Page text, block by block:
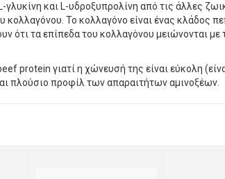
και L-υδροξυπρολίνη από τις άλλες
κολλαγόνου. Το κολλαγόνο είναι ένας κλάδος
ότι τα επίπεδα του κολλαγόνου μειώνονται με
protein γιατί η χώνευσή της είναι εύκολη
πλούσιο προφίλ των απαραιτήτων αμινοξέων.